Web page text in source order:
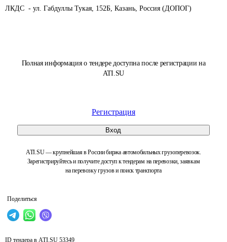
Полная информация о тендере доступна после регистрации на
ATI.SU
Регистрация
Вход
ATI.SU — крупнейшая в России биржа автомобильных грузоперевозок.
Зарегистрируйтесь и получите доступ к тендерам на перевозки, заявкам
на перевозку грузов и поиск транспорта
Поделиться
ЛКДС  - ул. Габдуллы Тукая, 152Б, Казань, Россия (ДОПОГ)
ID тендера в ATI.SU 53349